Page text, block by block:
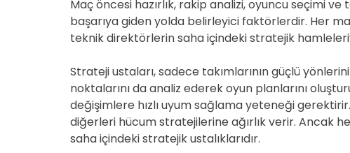
Maç öncesi hazırlık, rakip analizi, oyuncu seçimi
başarıya giden yolda belirleyici faktörlerdir. Her
teknik direktörlerin saha içindeki stratejik
Strateji ustaları, sadece takımlarının güçlü
noktalarını da analiz ederek oyun planlarını
değişimlere hızlı uyum sağlama yeteneği
diğerleri hücum stratejilerine ağırlık verir. Ancak
saha içindeki stratejik ustalıklarıdır.